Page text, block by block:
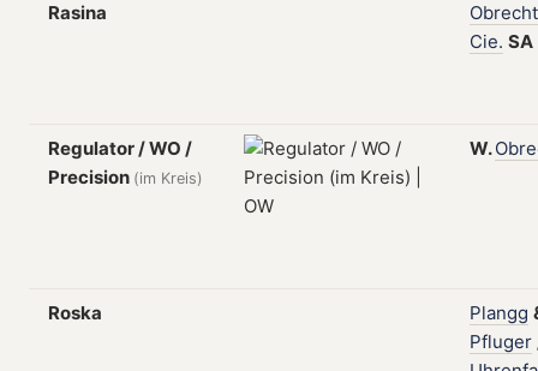
Rasina
Obrecht
Cie. SA
Regulator / WO /
Precision (im Kreis)
W.
Roska Plangg
Pfluger